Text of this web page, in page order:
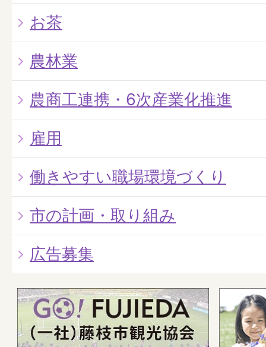
お茶
農林業
農商工連携・6次産業化推進
雇用
働きやすい職場環境づくり
市の計画・取り組み
広告募集